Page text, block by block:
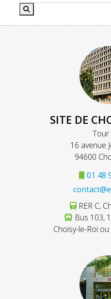
SITE DE
Tour
16 avenue
94600
01 48
RER C,
Bus 103,
Choisy-le-Roi